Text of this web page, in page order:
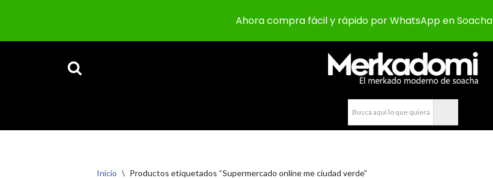
Inicio \ Productos etiquetados “Supermercado online me ciudad verde”
Ahora compra fácil y rápido por WhatsApp en Soacha